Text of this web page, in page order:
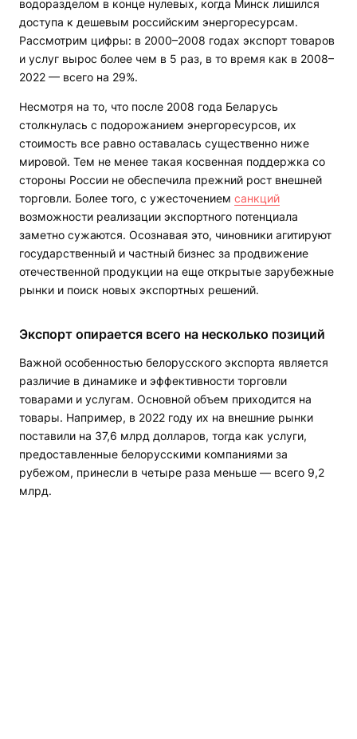
водоразделом в конце нулевых, когда Минск лишился
доступа к дешевым российским энергоресурсам.
Рассмотрим цифры: в 2000–2008 годах экспорт товаров
и услуг вырос более чем в 5 раз, в то время как в 2008–
2022 — всего на 29%.
Несмотря на то, что после 2008 года Беларусь
столкнулась с подорожанием энергоресурсов, их
стоимость все равно оставалась существенно ниже
мировой. Тем не менее такая косвенная поддержка со
стороны России не обеспечила прежний рост внешней
торговли. Более того, с ужесточением санкций
возможности реализации экспортного потенциала
заметно сужаются. Осознавая это, чиновники агитируют
государственный и частный бизнес за продвижение
отечественной продукции на еще открытые зарубежные
рынки и поиск новых экспортных решений.
Экспорт опирается всего на несколько позиций
Важной особенностью белорусского экспорта является
различие в динамике и эффективности торговли
товарами и услугам. Основной объем приходится на
товары. Например, в 2022 году их на внешние рынки
поставили на 37,6 млрд долларов, тогда как услуги,
предоставленные белорусскими компаниями за
рубежом, принесли в четыре раза меньше — всего 9,2
млрд.